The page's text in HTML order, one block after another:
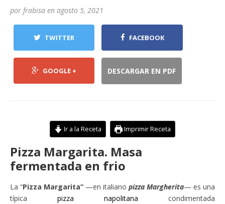
por frabisa en agosto 5, 2021
TWITTER FACEBOOK
GOOGLE + DESCARGAR EN PDF
Ir a la Receta Imprimir Receta
Pizza Margarita. Masa
fermentada en frio
La “Pizza Margarita” —en italiano pizza Margherita— es una
típica pizza napolitana condimentada